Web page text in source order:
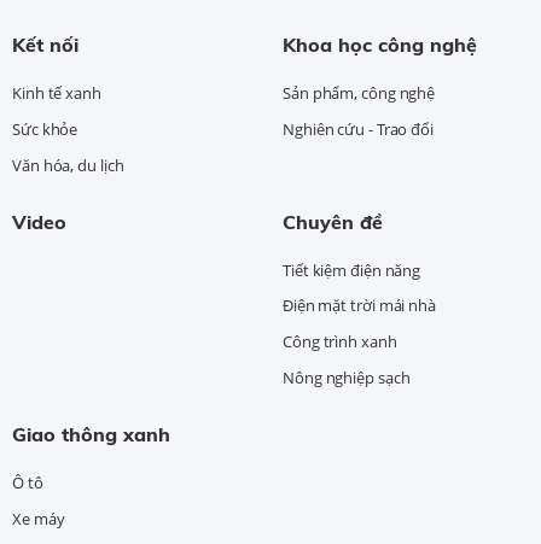
Kết nối
Kinh tế xanh
Sức khỏe
Văn hóa, du lịch
Khoa học công nghệ
Sản phẩm, công nghệ
Nghiên cứu - Trao đổi
Video Chuyên đề
Tiết kiệm điện năng
Điện mặt trời mái nhà
Công trình xanh
Nông nghiệp sạch
Giao thông xanh
Ô tô
Xe máy